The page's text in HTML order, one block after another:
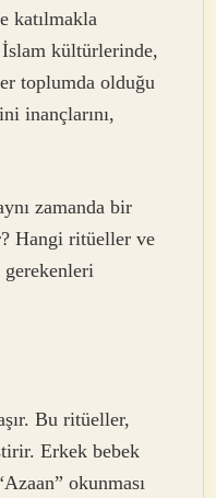
katılmakla
kültürlerinde,
toplumda olduğu
inançlarını,
zamanda bir
Hangi ritüeller ve
Bu ritüeller,
Erkek bebek
okunması